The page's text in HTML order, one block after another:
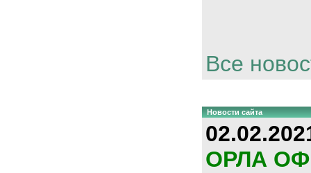
Все
Новости сайта
ОРЛА